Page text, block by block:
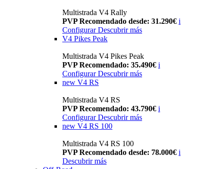
Multistrada V4 Rally
PVP Recomendado desde: 31.290€ i
Configurar Descubrir más
V4 Pikes Peak
Multistrada V4 Pikes Peak
PVP Recomendado: 35.490€ i
Configurar Descubrir más
new V4 RS
Multistrada V4 RS
PVP Recomendado: 43.790€ i
ConfigurarDescubrir más
new V4 RS 100
Multistrada V4 RS 100
PVP Recomendado desde: 78.000€ i
Descubrir más